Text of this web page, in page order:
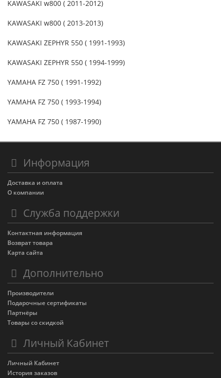
KAWASAKI w800 ( 2011-2012)
KAWASAKI w800 ( 2013-2013)
KAWASAKI ZEPHYR 550 ( 1991-1993)
KAWASAKI ZEPHYR 550 ( 1994-1999)
YAMAHA FZ 750 ( 1991-1992)
YAMAHA FZ 750 ( 1993-1994)
YAMAHA FZ 750 ( 1987-1990)
Информация
Доставка и оплата
О компании
Служба поддержки
Контактная информация
Возврат товара
Карта сайта
Дополнительно
Производители
Подарочные сертификаты
Партнёры
Товары со скидкой
Личный Кабинет
Личный Кабинет
История заказов